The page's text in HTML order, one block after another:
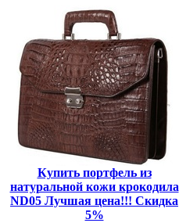
Купить портфель из
натуральной кожи крокодила
ND05 Лучшая цена!!! Скидка
5%